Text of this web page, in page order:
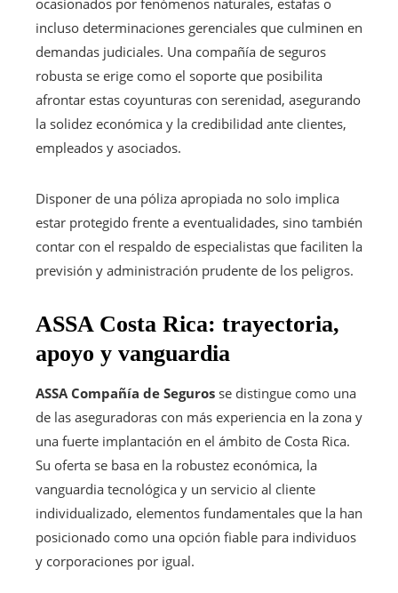
incluso determinaciones gerenciales que culminen en
demandas judiciales. Una compañía de seguros
robusta se erige como el soporte que posibilita
afrontar estas coyunturas con serenidad, asegurando
la solidez económica y la credibilidad ante clientes,
empleados y asociados.
Disponer de una póliza apropiada no solo implica
estar protegido frente a eventualidades, sino también
contar con el respaldo de especialistas que faciliten la
previsión y administración prudente de los peligros.
ASSA Costa Rica: trayectoria,
apoyo y vanguardia
ASSA Compañía de Seguros se distingue como una
de las aseguradoras con más experiencia en la zona y
una fuerte implantación en el ámbito de Costa Rica.
Su oferta se basa en la robustez económica, la
vanguardia tecnológica y un servicio al cliente
individualizado, elementos fundamentales que la han
posicionado como una opción fiable para individuos
y corporaciones por igual.